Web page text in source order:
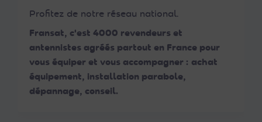
Profitez de notre réseau national.
Fransat, c'est 4000 revendeurs et
antennistes agréés partout en France pour
vous équiper et vous accompagner : achat
équipement, installation parabole,
dépannage, conseil.